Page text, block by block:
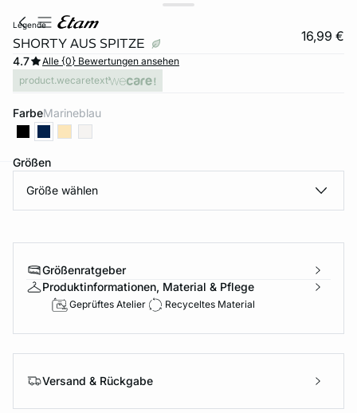
legende
SHORTY AUS SPITZE 16,99 €
4.7
Alle {0} Bewertungen ansehen
product.wecaretext
Farbe marineblau
Größen
Größe wählen
Größenratgeber
Produktinformationen, Material & Pflege
Geprüftes Atelier Recyceltes Material
Versand & Rückgabe